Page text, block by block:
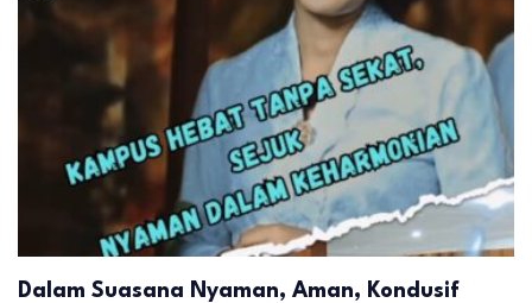
Dalam Suasana Nyaman, Aman, Kondusif